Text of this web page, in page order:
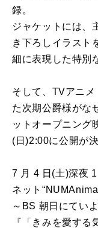
録。
ジャケットには、
き下ろしイラスト
細に表現した特別
そして、TVアニ
た次期公爵様がな
ットオープニング
(日)2:00に公開が決
7 月 4 日(土)深夜
ネット
～BS 朝日にてい
『「きみを愛す